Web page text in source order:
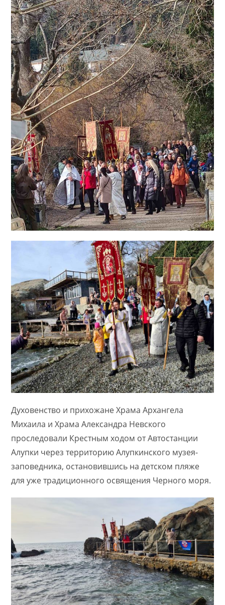
Духовенство и прихожане Храма Архангела
Михаила и Храма Александра Невского
проследовали Крестным ходом от Автостанции
Алупки через территорию Алупкинского музея-
заповедника, остановившись на детском пляже
для уже традиционного освящения Черного моря.